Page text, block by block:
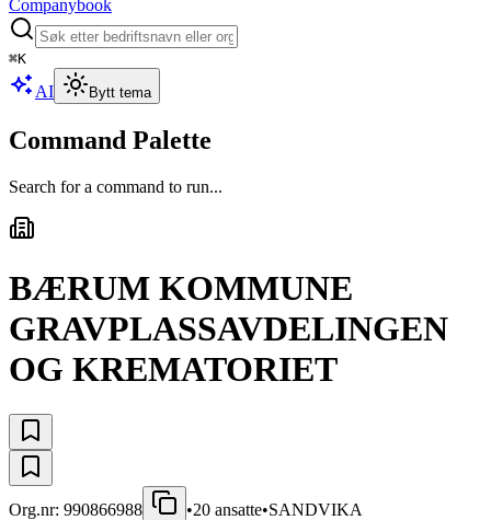
Companybook
⌘K
AI Bytt tema
Command Palette
Search for a command to run...
BÆRUM KOMMUNE
GRAVPLASSAVDELINGEN
OG KREMATORIET
Org.nr: 990866988 •20 ansatte•SANDVIKA